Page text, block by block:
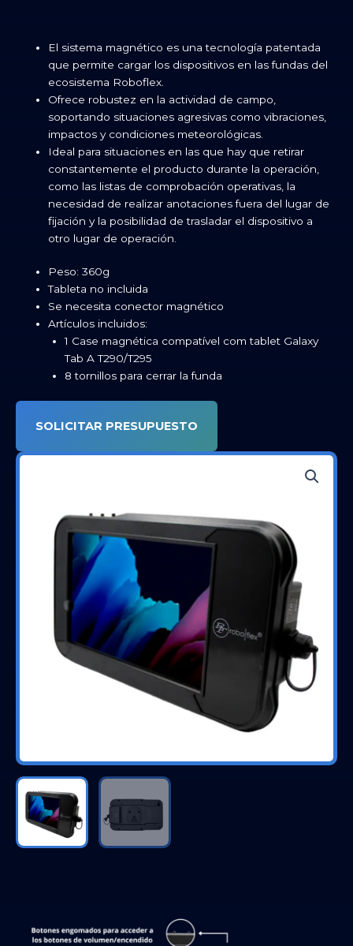
El sistema magnético es una tecnología patentada
que permite cargar los dispositivos en las fundas del
ecosistema Roboflex.
Ofrece robustez en la actividad de campo,
soportando situaciones agresivas como vibraciones,
impactos y condiciones meteorológicas.
Ideal para situaciones en las que hay que retirar
constantemente el producto durante la operación,
como las listas de comprobación operativas, la
necesidad de realizar anotaciones fuera del lugar de
fijación y la posibilidad de trasladar el dispositivo a
otro lugar de operación.
Peso: 360g
Tableta no incluida
Se necesita conector magnético
Artículos incluidos:
1 Case magnética compatível com tablet Galaxy
Tab A T290/T295
8 tornillos para cerrar la funda
SOLICITAR PRESUPUESTO